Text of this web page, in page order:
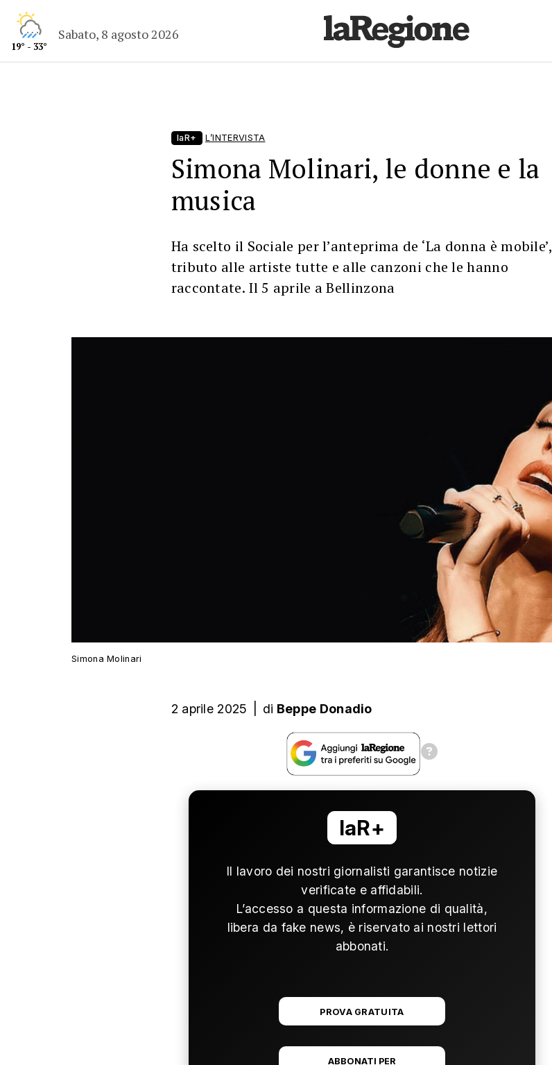
19° - 33°
Sabato, 8 agosto 2026
laR+ L’INTERVISTA
Simona Molinari, le donne e la
musica
Ha scelto il Sociale per l’anteprima de ‘La donna è mobile’,
tributo alle artiste tutte e alle canzoni che le hanno
raccontate. Il 5 aprile a Bellinzona
Simona Molinari
2 aprile 2025 di Beppe Donadio
laR+
Il lavoro dei nostri giornalisti garantisce notizie
verificate e affidabili.
L’accesso a questa informazione di qualità,
libera da fake news, è riservato ai nostri lettori
abbonati.
PROVA GRATUITA
ABBONATI PER